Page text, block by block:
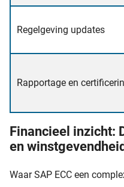
Regelgeving updates
Rapportage en
Financieel inzicht:
en winstgevendheid
Waar SAP ECC een